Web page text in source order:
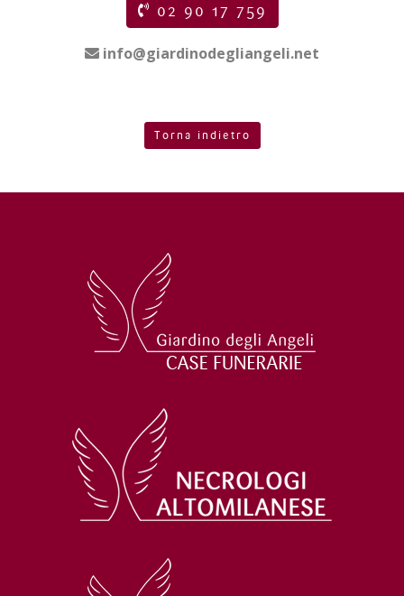
02 90 17 759
info@giardinodegliangeli.net
Torna indietro